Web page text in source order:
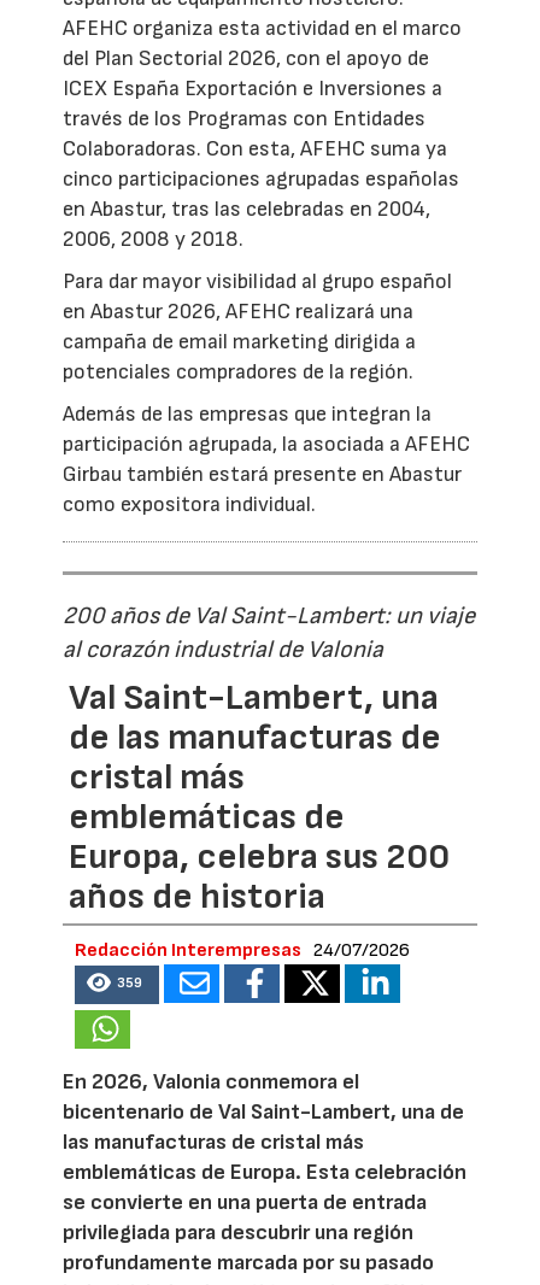
AFEHC organiza esta actividad en el marco
del Plan Sectorial 2026, con el apoyo de
ICEX España Exportación e Inversiones a
través de los Programas con Entidades
Colaboradoras. Con esta, AFEHC suma ya
cinco participaciones agrupadas españolas
en Abastur, tras las celebradas en 2004,
2006, 2008 y 2018.
Para dar mayor visibilidad al grupo español
en Abastur 2026, AFEHC realizará una
campaña de email marketing dirigida a
potenciales compradores de la región.
Además de las empresas que integran la
participación agrupada, la asociada a AFEHC
Girbau también estará presente en Abastur
como expositora individual.
200 años de Val Saint-Lambert: un viaje
al corazón industrial de Valonia
Val Saint-Lambert, una
de las manufacturas de
cristal más
emblemáticas de
Europa, celebra sus 200
años de historia
Redacción Interempresas 24/07/2026
359
En 2026, Valonia conmemora el
bicentenario de Val Saint-Lambert, una de
las manufacturas de cristal más
emblemáticas de Europa. Esta celebración
se convierte en una puerta de entrada
privilegiada para descubrir una región
profundamente marcada por su pasado